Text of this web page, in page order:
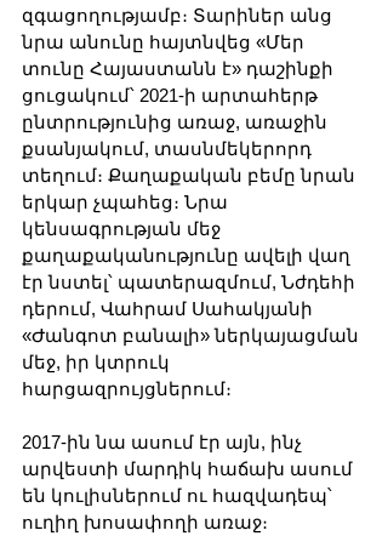
զգացողությամբ։ Տարիներ անց
նրա անունը հայտնվեց «Մեր
տունը Հայաստանն է» դաշինքի
ցուցակում՝ 2021-ի արտահերթ
ընտրությունից առաջ, առաջին
քսանյակում, տասնմեկերորդ
տեղում։ Քաղաքական բեմը նրան
երկար չպահեց։ Նրա
կենսագրության մեջ
քաղաքականությունը ավելի վաղ
էր նստել՝ պատերազմում, Նժդեհի
դերում, Վահրամ Սահակյանի
«Ժանգոտ բանալի» ներկայացման
մեջ, իր կտրուկ
հարցազրույցներում։
2017-ին նա ասում էր այն, ինչ
արվեստի մարդիկ հաճախ ասում
են կուլիսներում ու հազվադեպ՝
ուղիղ խոսափողի առաջ։